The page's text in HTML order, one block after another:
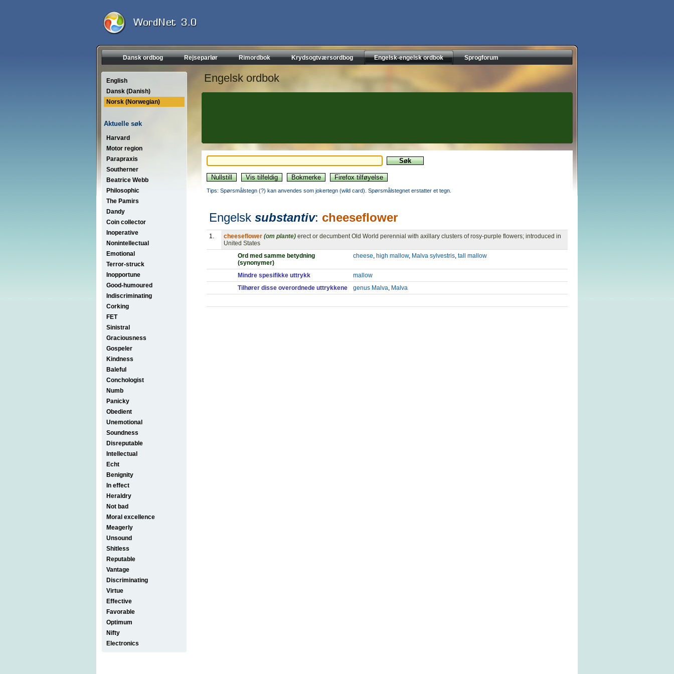
Dansk ordbog Rejseparlør Rimordbok Krydsogtværsordbog Engelsk-engelsk ordbok Sprogforum
English
Dansk (Danish)
Norsk (Norwegian)
Aktuelle søk
Harvard
Motor region
Parapraxis
Southerner
Beatrice Webb
Philosophic
The Pamirs
Dandy
Coin collector
Inoperative
Nonintellectual
Emotional
Terror-struck
Inopportune
Good-humoured
Indiscriminating
Corking
FET
Sinistral
Graciousness
Gospeler
Kindness
Baleful
Conchologist
Numb
Panicky
Obedient
Unemotional
Soundness
Disreputable
Intellectual
Echt
Benignity
In effect
Heraldry
Not bad
Moral excellence
Meagerly
Unsound
Shitless
Reputable
Vantage
Discriminating
Virtue
Effective
Favorable
Optimum
Nifty
Electronics
Engelsk ordbok
Tips: Spørsmålstegn (?) kan anvendes som jokertegn (wild card). Spørsmålstegnet erstatter et tegn.
Engelsk substantiv: cheeseflower
1. cheeseflower (om plante) erect or decumbent Old World perennial with axillary clusters of rosy-purple flowers; introduced in
United States
Ord med samme betydning
(synonymer)
cheese, high mallow, Malva sylvestris, tall mallow
Mindre spesifikke uttrykk
mallow
Tilhører disse overordnede uttrykkene
genus Malva, Malva